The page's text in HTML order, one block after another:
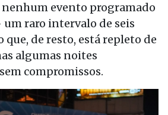
evento programado
raro intervalo de seis
que, de resto, está repleto de
algumas noites
compromissos.